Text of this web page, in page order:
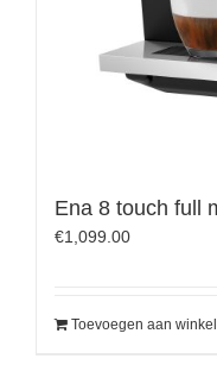
Ena 8 touch full
€1,099.00
Toevoegen aan